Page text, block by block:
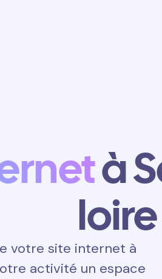
à
loire
votre site internet à
activité un espace